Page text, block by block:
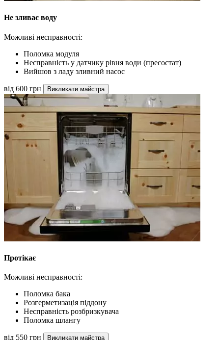
Не зливає воду
Можливі несправності:
Поломка модуля
Несправність у датчику рівня води (пресостат)
Вийшов з ладу зливний насос
від 600 грн Викликати майстра
Протікає
Можливі несправності:
Поломка бака
Розгерметизація піддону
Несправність розбризкувача
Поломка шлангу
від 550 грн Викликати майстра